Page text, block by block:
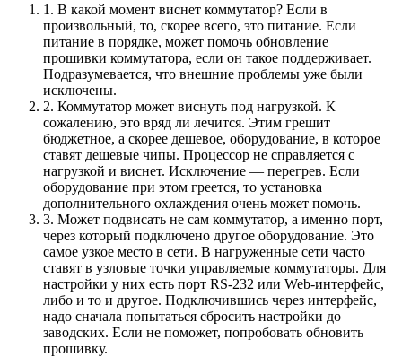
1. В какой момент виснет коммутатор? Если в
произвольный, то, скорее всего, это питание. Если
питание в порядке, может помочь обновление
прошивки коммутатора, если он такое поддерживает.
Подразумевается, что внешние проблемы уже были
исключены.
2. Коммутатор может виснуть под нагрузкой. К
сожалению, это вряд ли лечится. Этим грешит
бюджетное, а скорее дешевое, оборудование, в которое
ставят дешевые чипы. Процессор не справляется с
нагрузкой и виснет. Исключение — перегрев. Если
оборудование при этом греется, то установка
дополнительного охлаждения очень может помочь.
3. Может подвисать не сам коммутатор, а именно порт,
через который подключено другое оборудование. Это
самое узкое место в сети. В нагруженные сети часто
ставят в узловые точки управляемые коммутаторы. Для
настройки у них есть порт RS-232 или Web-интерфейс,
либо и то и другое. Подключившись через интерфейс,
надо сначала попытаться сбросить настройки до
заводских. Если не поможет, попробовать обновить
прошивку.